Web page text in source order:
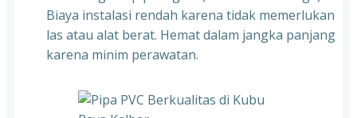
Biaya instalasi rendah karena tidak memerlukan
las atau alat berat. Hemat dalam jangka panjang
karena minim perawatan.